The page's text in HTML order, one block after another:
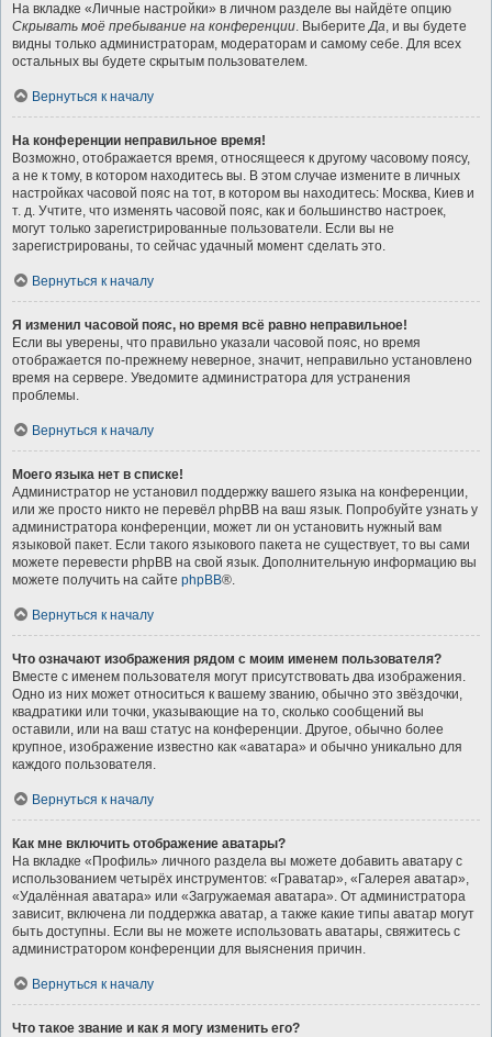
На вкладке «Личные настройки» в личном разделе вы найдёте опцию
Скрывать моё пребывание на конференции. ВыберитеДа, и вы будете
видны только администраторам, модераторам и самому себе. Для всех
остальных вы будете скрытым пользователем.
Вернуться к началу
На конференции неправильное время!
Возможно, отображается время, относящееся к другому часовому поясу,
а не к тому, в котором находитесь вы. В этом случае измените в личных
настройках часовой пояс на тот, в котором вы находитесь: Москва, Киев и
т. д. Учтите, что изменять часовой пояс, как и большинство настроек,
могут только зарегистрированные пользователи. Если вы не
зарегистрированы, то сейчас удачный момент сделать это.
Вернуться к началу
Я изменил часовой пояс, но время всё равно неправильное!
Если вы уверены, что правильно указали часовой пояс, но время
отображается по-прежнему неверное, значит, неправильно установлено
время на сервере. Уведомите администратора для устранения
проблемы.
Вернуться к началу
Моего языка нет в списке!
Администратор не установил поддержку вашего языка на конференции,
или же просто никто не перевёл phpBB на ваш язык. Попробуйте узнать у
администратора конференции, может ли он установить нужный вам
языковой пакет. Если такого языкового пакета не существует, то вы сами
можете перевести phpBB на свой язык. Дополнительную информацию вы
можете получить на сайте phpBB®.
Вернуться к началу
Что означают изображения рядом с моим именем пользователя?
Вместе с именем пользователя могут присутствовать два изображения.
Одно из них может относиться к вашему званию, обычно это звёздочки,
квадратики или точки, указывающие на то, сколько сообщений вы
оставили, или на ваш статус на конференции. Другое, обычно более
крупное, изображение известно как «аватара» и обычно уникально для
каждого пользователя.
Вернуться к началу
Как мне включить отображение аватары?
На вкладке «Профиль» личного раздела вы можете добавить аватару с
использованием четырёх инструментов: «Граватар», «Галерея аватар»,
«Удалённая аватара» или «Загружаемая аватара». От администратора
зависит, включена ли поддержка аватар, а также какие типы аватар могут
быть доступны. Если вы не можете использовать аватары, свяжитесь с
администратором конференции для выяснения причин.
Вернуться к началу
Что такое звание и как я могу изменить его?